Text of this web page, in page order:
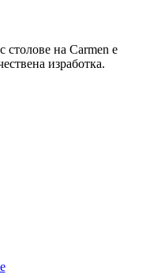
столове на Carmen е
изработка.